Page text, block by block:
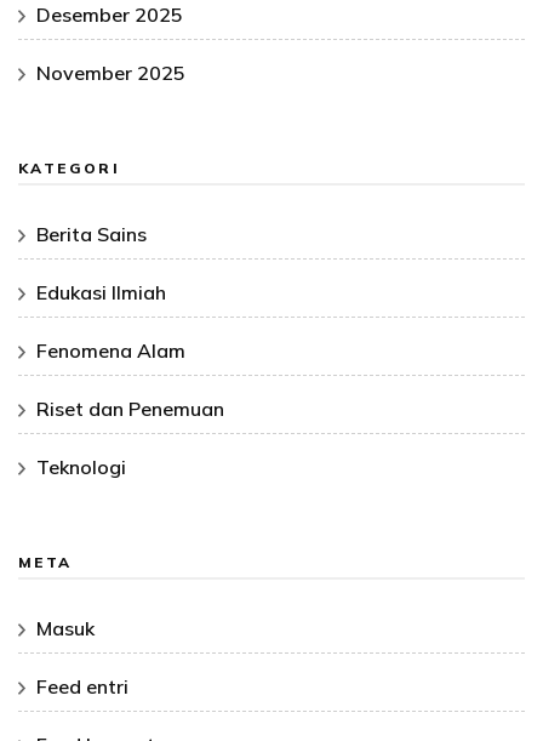
Desember 2025
November 2025
KATEGORI
Berita Sains
Edukasi Ilmiah
Fenomena Alam
Riset dan Penemuan
Teknologi
META
Masuk
Feed entri